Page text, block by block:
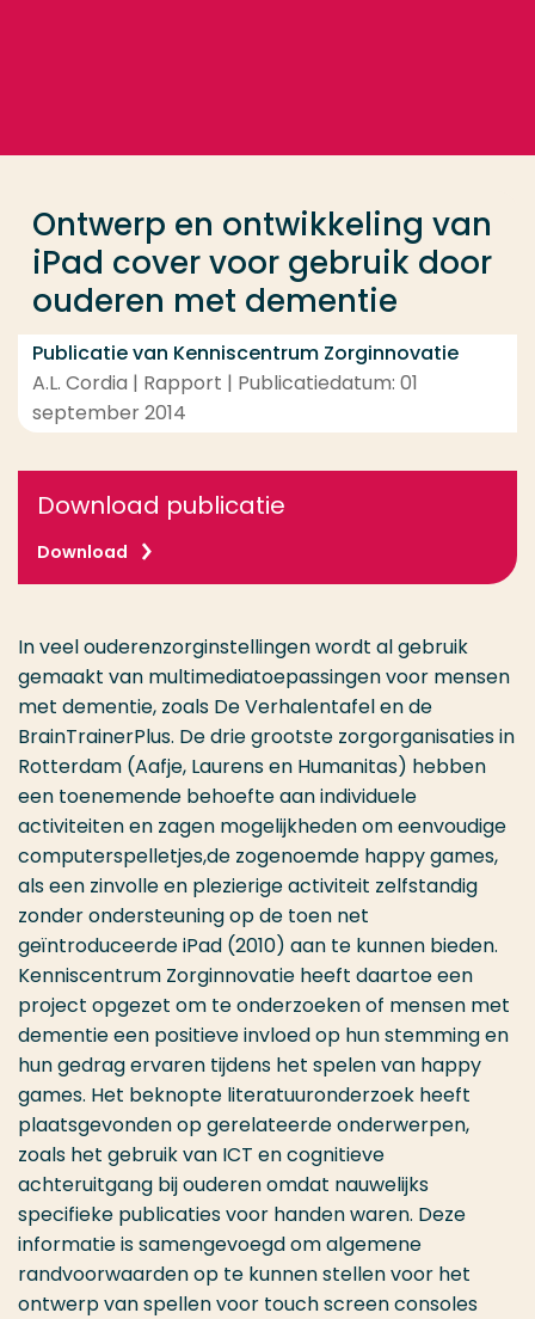
Ontwerp en ontwikkeling van
iPad cover voor gebruik door
ouderen met dementie
Publicatie van Kenniscentrum Zorginnovatie
A.L. Cordia | Rapport | Publicatiedatum: 01
september 2014
Download publicatie
Download
In veel ouderenzorginstellingen wordt al gebruik
gemaakt van multimediatoepassingen voor mensen
met dementie, zoals De Verhalentafel en de
BrainTrainerPlus. De drie grootste zorgorganisaties in
Rotterdam (Aafje, Laurens en Humanitas) hebben
een toenemende behoefte aan individuele
activiteiten en zagen mogelijkheden om eenvoudige
computerspelletjes,de zogenoemde happy games,
als een zinvolle en plezierige activiteit zelfstandig
zonder ondersteuning op de toen net
geïntroduceerde iPad (2010) aan te kunnen bieden.
Kenniscentrum Zorginnovatie heeft daartoe een
project opgezet om te onderzoeken of mensen met
dementie een positieve invloed op hun stemming en
hun gedrag ervaren tijdens het spelen van happy
games. Het beknopte literatuuronderzoek heeft
plaatsgevonden op gerelateerde onderwerpen,
zoals het gebruik van ICT en cognitieve
achteruitgang bij ouderen omdat nauwelijks
specifieke publicaties voor handen waren. Deze
informatie is samengevoegd om algemene
randvoorwaarden op te kunnen stellen voor het
ontwerp van spellen voor touch screen consoles
Contact